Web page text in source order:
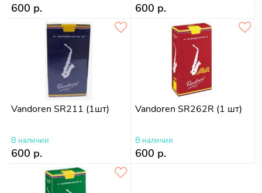
600 р. 600 р.
Vandoren SR211 (1шт)
В наличии
600 р.
Vandoren SR262R (1 шт)
В наличии
600 р.